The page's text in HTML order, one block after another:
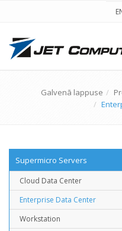
Galvenā lappuse
Supermicro Servers
Cloud Data Center
Enterprise Data Center
Workstation